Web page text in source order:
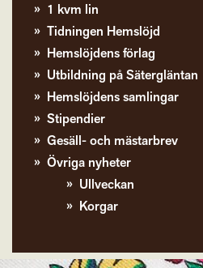
1 kvm lin
Tidningen Hemslöjd
Hemslöjdens förlag
Utbildning på Sätergläntan
Hemslöjdens samlingar
Stipendier
Gesäll- och mästarbrev
Övriga nyheter
Ullveckan
Korgar